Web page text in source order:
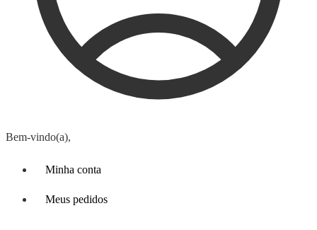
Bem-vindo(a),
Minha conta
Meus pedidos